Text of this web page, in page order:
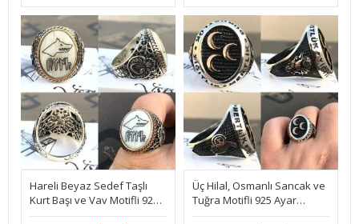
Hareli Beyaz Sedef Taşlı
Kurt Başı ve Vav Motifli 925
Ayar Gümüş Erkek Yüzük
Üç Hilal, Osmanlı Sancak ve
Tuğra Motifli 925 Ayar
Gümüş Erkek Yüzük